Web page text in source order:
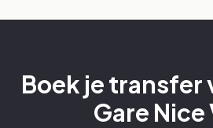
Boek je transfer
Gare Nice